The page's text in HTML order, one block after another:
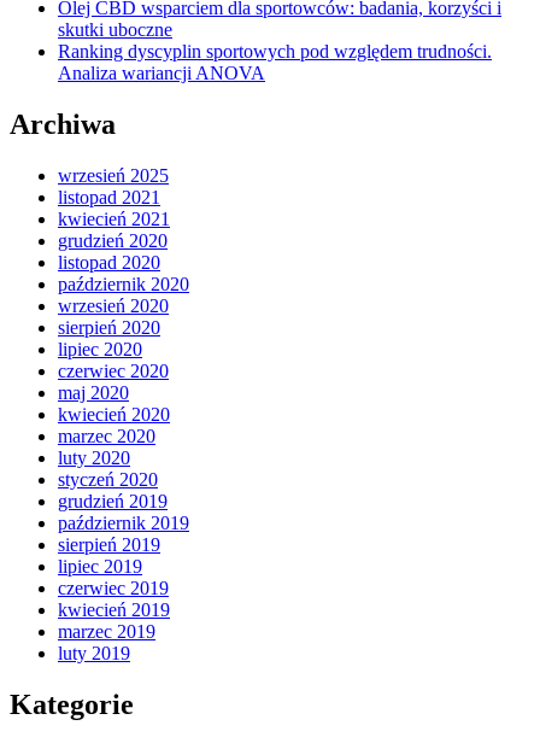
Olej CBD wsparciem dla sportowców: badania, korzyści i
skutki uboczne
Ranking dyscyplin sportowych pod względem trudności.
Analiza wariancji ANOVA
Archiwa
wrzesień 2025
listopad 2021
kwiecień 2021
grudzień 2020
listopad 2020
październik 2020
wrzesień 2020
sierpień 2020
lipiec 2020
czerwiec 2020
maj 2020
kwiecień 2020
marzec 2020
luty 2020
styczeń 2020
grudzień 2019
październik 2019
sierpień 2019
lipiec 2019
czerwiec 2019
kwiecień 2019
marzec 2019
luty 2019
Kategorie